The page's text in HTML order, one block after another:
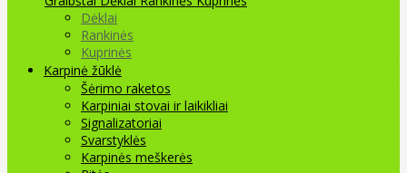
Dėklai
Rankinės
Kuprinės
Karpinė žūklė
Šėrimo raketos
Karpiniai stovai ir laikikliai
Signalizatoriai
Svarstyklės
Karpinės meškerės